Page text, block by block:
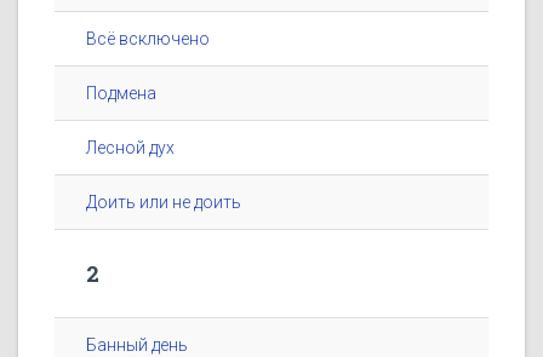
Всё всключено
Подмена
Лесной дух
Доить или не доить
2
Банный день